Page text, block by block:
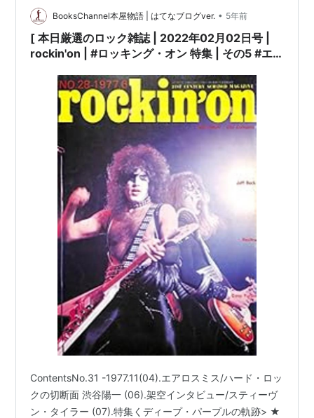
BooksChannel本屋物語 | はてなブログver. • 5年前
[ 本日厳選のロック雑誌 | 2022年02月02日号 |
rockin'on | #ロッキング・オン 特集 | その5 #エ
パープル #ストラングラーズ 渋谷陽一 橘川幸夫
松村雄策 他 |
ContentsNo.31 -1977.11(04).エアロスミス/ハード・ロッ
クの切断面 渋谷陽一 (06).架空インタビュー/スティーヴ
ン・タイラー (07).特集くディープ・パープルの軌跡> ★